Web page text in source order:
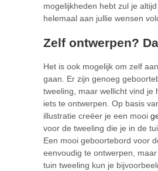
mogelijkheden hebt zul je
helemaal aan jullie wensen
Zelf ontwerpen?
Het is ook mogelijk om zelf
gaan. Er zijn genoeg
tweeling, maar wellicht vind je
iets te ontwerpen. Op basis
illustratie creëer je een mooi
voor de tweeling die je in de
Een mooi geboortebord voor
eenvoudig te ontwerpen,
tuin tweeling kun je